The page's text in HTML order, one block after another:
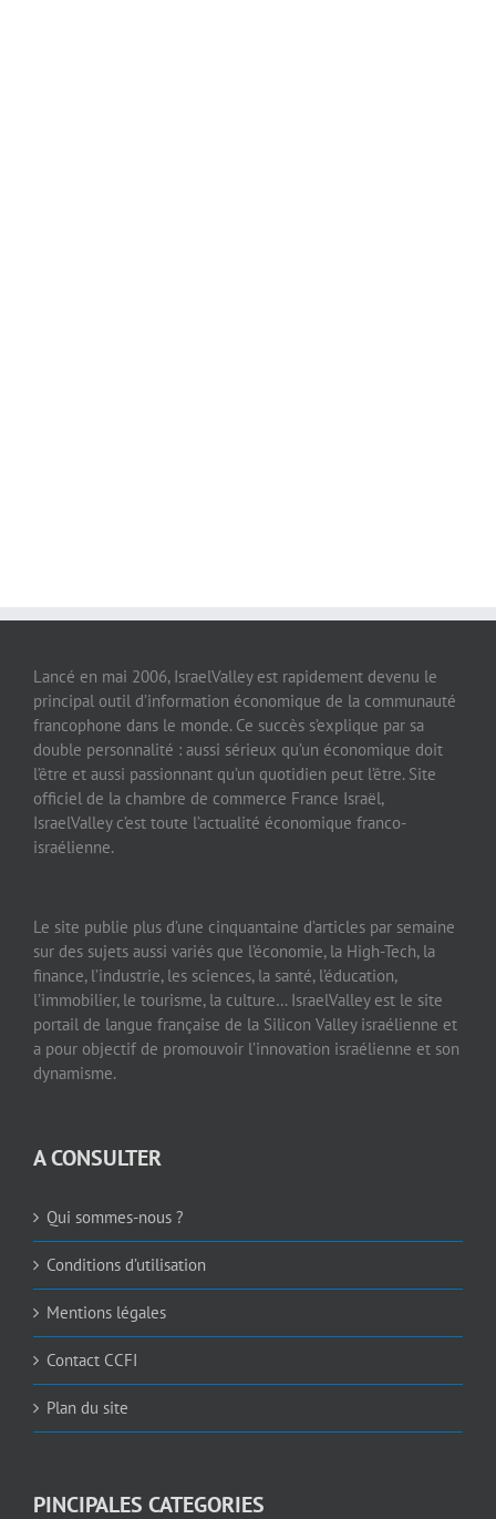
Lancé en mai 2006, IsraelValley est rapidement devenu le
principal outil d’information économique de la communauté
francophone dans le monde. Ce succès s’explique par sa
double personnalité : aussi sérieux qu’un économique doit
l’être et aussi passionnant qu’un quotidien peut l’être. Site
officiel de la chambre de commerce France Israël,
IsraelValley c’est toute l’actualité économique franco-
israélienne.
Le site publie plus d’une cinquantaine d’articles par semaine
sur des sujets aussi variés que l’économie, la High-Tech, la
finance, l’industrie, les sciences, la santé, l’éducation,
l’immobilier, le tourisme, la culture… IsraelValley est le site
portail de langue française de la Silicon Valley israélienne et
a pour objectif de promouvoir l’innovation israélienne et son
dynamisme.
A CONSULTER
Qui sommes-nous ?
Conditions d’utilisation
Mentions légales
Contact CCFI
Plan du site
PINCIPALES CATEGORIES